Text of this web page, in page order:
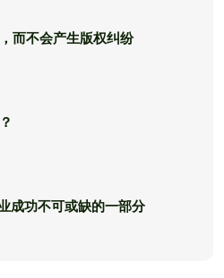
而不会产生版权纠纷
成功不可或缺的一部分